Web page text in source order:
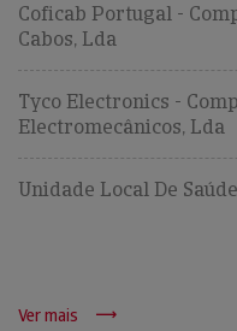
Coficab Portugal -
Cabos, Lda
Tyco Electronics -
Electromecânicos, Lda
Unidade Local De
Ver mais